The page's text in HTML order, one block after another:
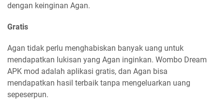
dengan keinginan Agan.
Gratis
Agan tidak perlu menghabiskan banyak uang untuk
mendapatkan lukisan yang Agan inginkan. Wombo Dream
APK mod adalah aplikasi gratis, dan Agan bisa
mendapatkan hasil terbaik tanpa mengeluarkan uang
sepeserpun.